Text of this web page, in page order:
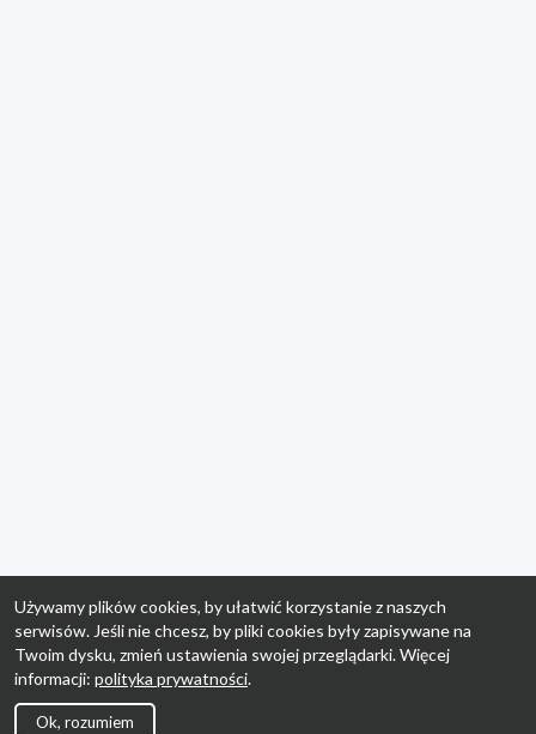
Używamy plików cookies, by ułatwić korzystanie z naszych
serwisów. Jeśli nie chcesz, by pliki cookies były zapisywane na
Twoim dysku, zmień ustawienia swojej przeglądarki. Więcej
informacji: polityka prywatności.
Ok, rozumiem